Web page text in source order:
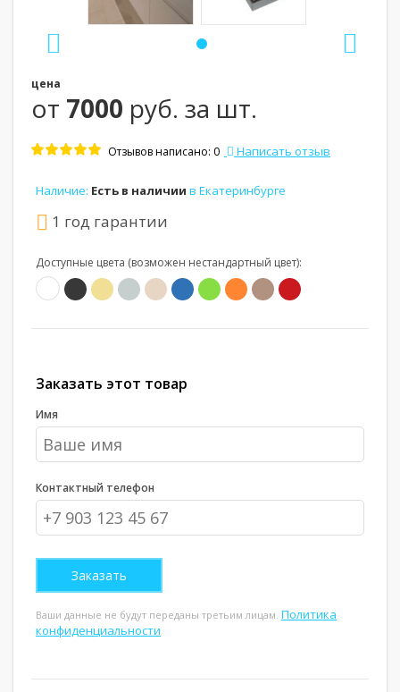
цена
от 7000 руб. за шт.
Отзывов написано: 0 Написать отзыв
Наличие: Есть в наличии в Екатеринбурге
1 год гарантии
Доступные цвета (возможен нестандартный цвет):
Заказать этот товар
Имя
Контактный телефон
Ваши данные не будут переданы третьим лицам. Политика
конфиденциальности